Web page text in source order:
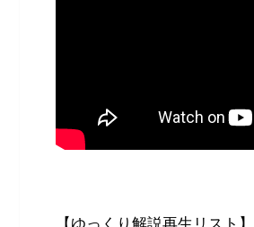
【ゆっくり解説再生リスト】